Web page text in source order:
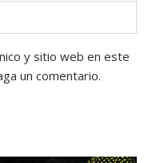
y sitio web en este
un comentario.